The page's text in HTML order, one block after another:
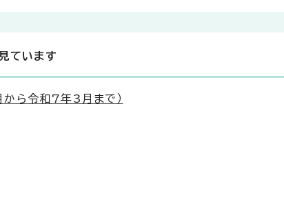
ています
ら令和7年3月まで）